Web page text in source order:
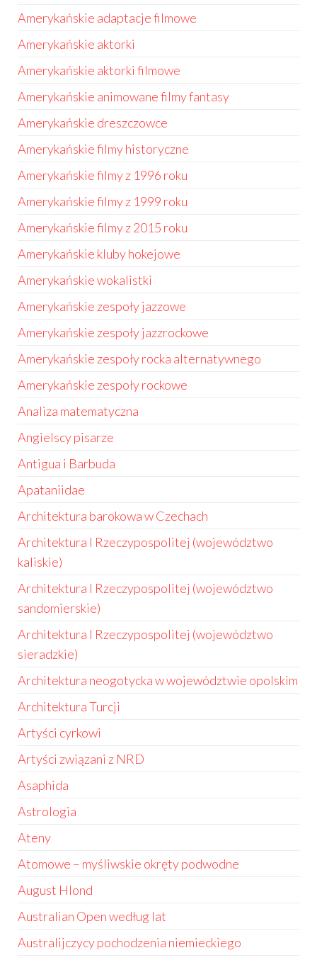
Amerykańskie adaptacje filmowe
Amerykańskie aktorki
Amerykańskie aktorki filmowe
Amerykańskie animowane filmy fantasy
Amerykańskie dreszczowce
Amerykańskie filmy historyczne
Amerykańskie filmy z 1996 roku
Amerykańskie filmy z 1999 roku
Amerykańskie filmy z 2015 roku
Amerykańskie kluby hokejowe
Amerykańskie wokalistki
Amerykańskie zespoły jazzowe
Amerykańskie zespoły jazzrockowe
Amerykańskie zespoły rocka alternatywnego
Amerykańskie zespoły rockowe
Analiza matematyczna
Angielscy pisarze
Antigua i Barbuda
Apataniidae
Architektura barokowa w Czechach
Architektura I Rzeczypospolitej (województwo
kaliskie)
Architektura I Rzeczypospolitej (województwo
sandomierskie)
Architektura I Rzeczypospolitej (województwo
sieradzkie)
Architektura neogotycka w województwie opolskim
Architektura Turcji
Artyści cyrkowi
Artyści związani z NRD
Asaphida
Astrologia
Ateny
Atomowe – myśliwskie okręty podwodne
August Hlond
Australian Open według lat
Australijczycy pochodzenia niemieckiego